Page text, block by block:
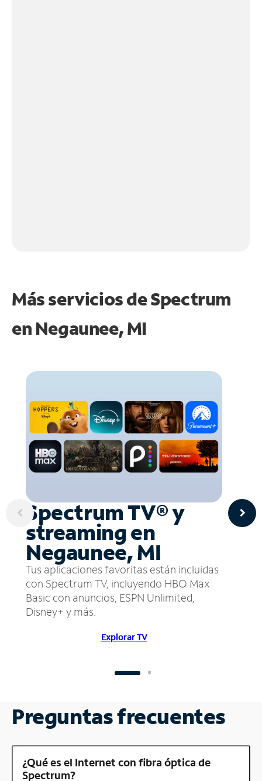
Más servicios de Spectrum
en Negaunee, MI
Spectrum TV® y
streaming en
Negaunee, MI
Tus aplicaciones favoritas están incluidas
con Spectrum TV, incluyendo HBO Max
Basic con anuncios, ESPN Unlimited,
Disney+ y más.
Explorar TV
Preguntas frecuentes
¿Qué es el Internet con fibra óptica de
Spectrum?